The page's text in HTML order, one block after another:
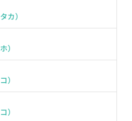
カ）
）
）
）